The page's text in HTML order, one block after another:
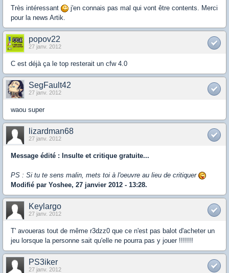
Très intéressant
j'en connais pas mal qui vont être contents. Merci
pour la news Artik.
popov22
27 janv. 2012
C est déjà ça le top resterait un cfw 4.0
SegFault42
27 janv. 2012
waou super
lizardman68
27 janv. 2012
Message édité : Insulte et critique gratuite...
PS : Si tu te sens malin, mets toi à l'oeuvre au lieu de critiquer
Modifié par Yoshee, 27 janvier 2012 - 13:28.
Keylargo
27 janv. 2012
T' avoueras tout de même r3dzz0 que ce n'est pas balot d'acheter un
jeu lorsque la personne sait qu'elle ne pourra pas y jouer !!!!!!!
PS3iker
27 janv. 2012